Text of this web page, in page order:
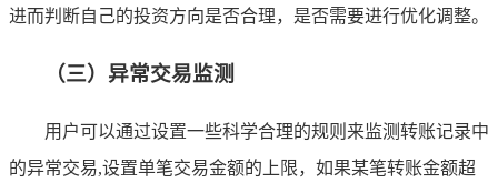
进而判断自己的投资方向是否合理，是否需要进行优化调整。
（三）异常交易监测
用户可以通过设置一些科学合理的规则来监测转账记录中
的异常交易,设置单笔交易金额的上限，如果某笔转账金额超